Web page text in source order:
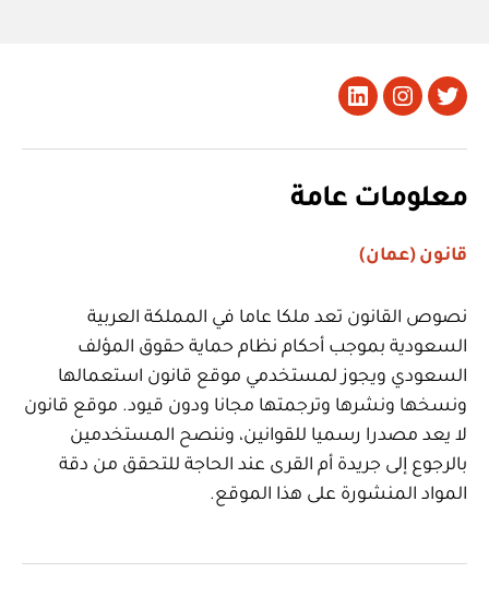
تويتر Instagram
LinkedIn
معلومات عامة
قانون (عمان)
نصوص القانون تعد ملكا عاما في المملكة العربية
السعودية بموجب أحكام نظام حماية حقوق المؤلف
السعودي ويجوز لمستخدمي موقع قانون استعمالها
ونسخها ونشرها وترجمتها مجانا ودون قيود. موقع قانون
لا يعد مصدرا رسميا للقوانين، وننصح المستخدمين
بالرجوع إلى جريدة أم القرى عند الحاجة للتحقق من دقة
المواد المنشورة على هذا الموقع.